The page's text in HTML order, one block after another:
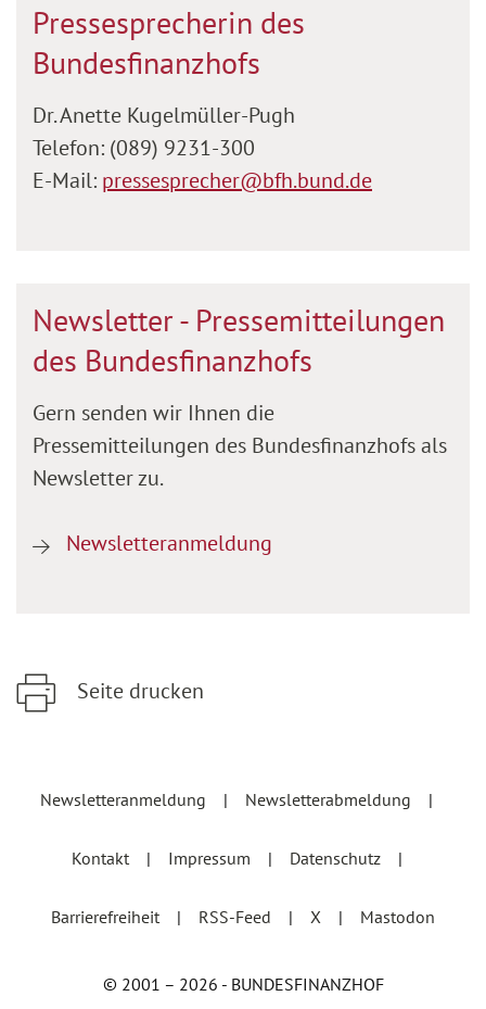
Pressesprecherin des
Bundesfinanzhofs
Dr. Anette Kugelmüller-Pugh
Telefon: (089) 9231-300
E-Mail: pressesprecher@bfh.bund.de
Newsletter - Pressemitteilungen
des Bundesfinanzhofs
Gern senden wir Ihnen die
Pressemitteilungen des Bundesfinanzhofs als
Newsletter zu.
Newsletteranmeldung
Seite drucken
Newsletteranmeldung
Newsletterabmeldung
Kontakt Impressum Datenschutz
Barrierefreiheit RSS-Feed X Mastodon
© 2001 – 2026 - BUNDESFINANZHOF